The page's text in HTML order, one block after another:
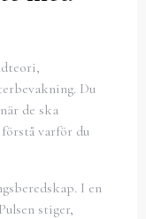
Du
de ska
varför du
I en
stiger,